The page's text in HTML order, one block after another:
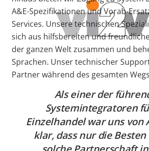
A&E-Spezifikationen und Vorab-
Services. Unsere technischen
sich aus hilfsbereiten und
der ganzen Welt zusammen und
Sprachen. Unser technischer
Partner während des gesamten
Als einer der
Systemintegratoren
Einzelhandel war uns von
klar, dass nur die